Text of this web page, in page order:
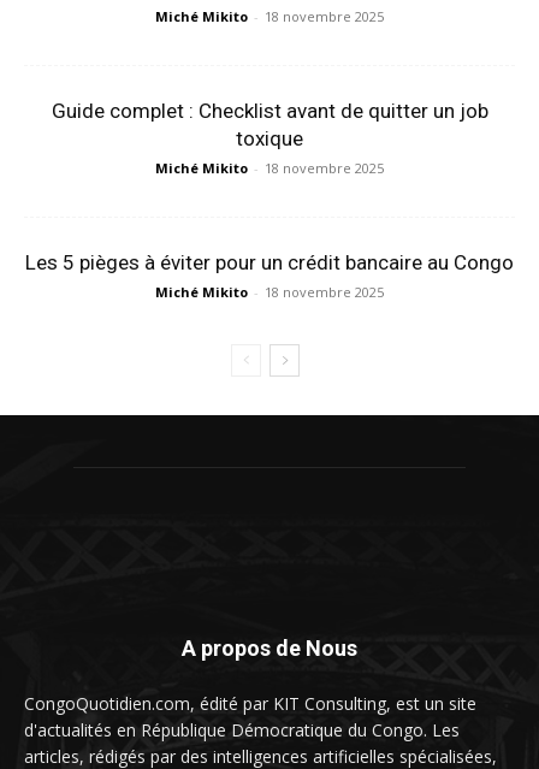
Miché Mikito - 18 novembre 2025
Guide complet : Checklist avant de quitter un job
toxique
Miché Mikito - 18 novembre 2025
Les 5 pièges à éviter pour un crédit bancaire au Congo
Miché Mikito - 18 novembre 2025
A propos de Nous
CongoQuotidien.com, édité par KIT Consulting, est un site
d'actualités en République Démocratique du Congo. Les
articles, rédigés par des intelligences artificielles spécialisées,